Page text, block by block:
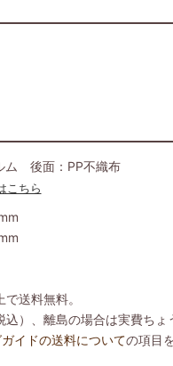
ム 後面：PP不織布
こちら
送料無料。
）、離島の場合は実費ちょ
イドの送料についての項目